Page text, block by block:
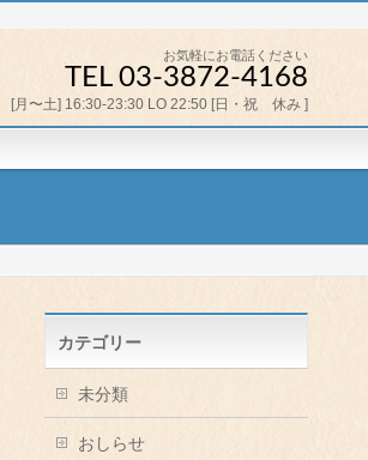
お気軽にお電話ください
TEL 03-3872-4168
[月〜土] 16:30-23:30 LO 22:50 [日・祝 休み ]
カテゴリー
未分類
おしらせ